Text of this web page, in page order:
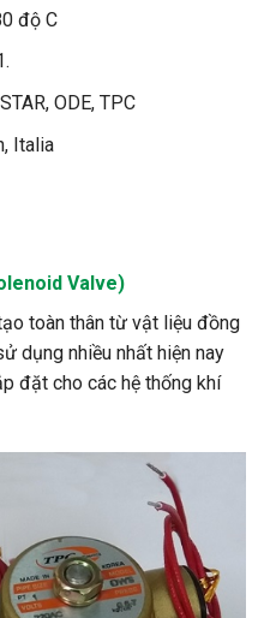
độ C
ODE, TPC
Italia
Valve)
toàn thân từ vật liệu đồng
dụng nhiều nhất hiện nay
đặt cho các hệ thống khí